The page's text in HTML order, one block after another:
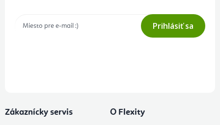
Prihlásiť sa
Zákaznícky servis O Flexity